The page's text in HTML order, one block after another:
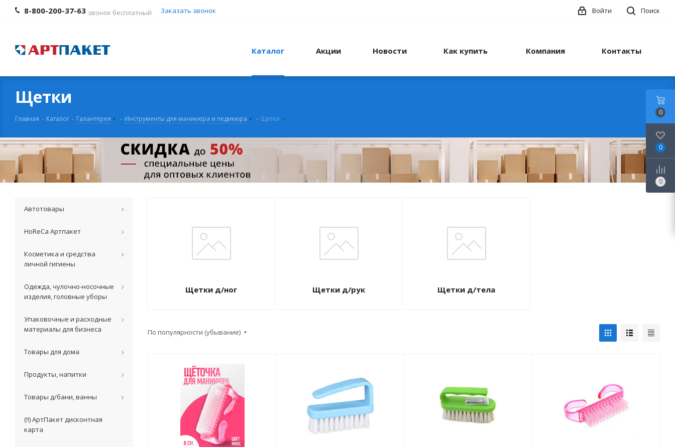
8-800-200-37-63 звонок бесплатный Заказать звонок Поиск
Войти
Каталог Акции Новости Как купить Компания Контакты
Щетки
Главная - Каталог - Галантерея - Инструменты для маникюра и педикюра - Щетки
Щетки д/ног Щетки д/рук Щетки д/тела
По популярности (убывание)
Автотовары
HoReCa Артпакет
Косметика и средства
личной гигиены
Одежда, чулочно-носочные
изделия, головные уборы
Упаковочные и расходные
материалы для бизнеса
Товары для дома
Продукты, напитки
Товары д/бани, ванны
(!!) АртПакет дисконтная
карта
0
0
0